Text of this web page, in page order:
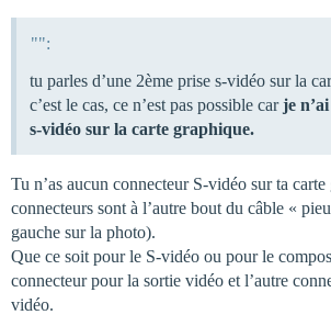
"":
tu parles d’une 2ème prise s-vidéo sur la
c’est le cas, ce n’est pas possible carje
s-vidéo sur la carte graphique.
Tu n’as aucun connecteur S-vidéo sur ta
connecteurs sont à l’autre bout du câble «
gauche sur la photo).
Que ce soit pour le S-vidéo ou pour le
connecteur pour la sortie vidéo et l’autre
vidéo.